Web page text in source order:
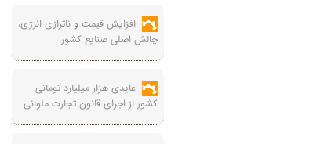
افزایش قیمت و ناترازی انرژی،
چالش اصلی صنایع کشور
عایدی هزار میلیارد تومانی
کشور از اجرای قانون تجارت ملوانی